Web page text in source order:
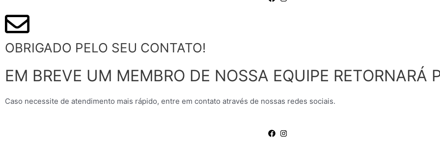
OBRIGADO PELO SEU CONTATO!
EM BREVE UM MEMBRO DE NOSSA EQUIPE RETORNARÁ
Caso necessite de atendimento mais rápido, entre em contato através de nossas redes sociais.